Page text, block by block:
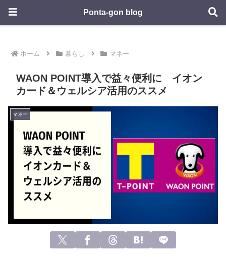
ホーム 暮らし マネー
WAON POINT導入で益々便利に イオン
カード＆ウェルシア活用のススメ
マネー
Ponta-gon blog